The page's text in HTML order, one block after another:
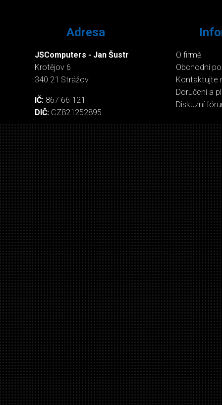
Adresa
JSComputers - Jan Šustr
Krotějov 6
340 21 Strážov
IČ: 867 66 121
DIČ: CZ821252895
O firmě
Obchodní
Kontaktujte
Doručení a
Diskuzní